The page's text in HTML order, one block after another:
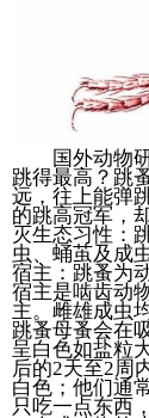
国外动物研
跳得最高？跳
远，往上能弹
的跳高冠军，
灭生态习性：
虫、蛹茧及成
宿主：跳蚤为
宿主是啮齿动
主。雌雄成虫
跳蚤母蚤会在
呈白色如盐粒
后的2天至2周
白色；他们通
只吃一点东西